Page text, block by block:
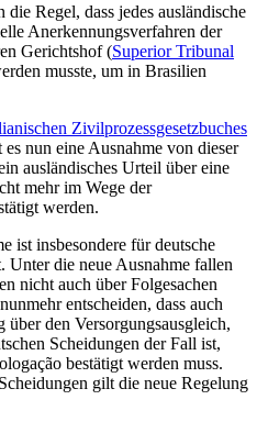
Regel, dass jedes ausländische
Anerkennungsverfahren der
Gerichtshof (Superior Tribunal
musste, um in Brasilien
Zivilprozessgesetzbuches
nun eine Ausnahme von dieser
ausländisches Urteil über eine
mehr im Wege der
werden.
ist insbesondere für deutsche
Unter die neue Ausnahme fallen
nicht auch über Folgesachen
entscheiden, dass auch
den Versorgungsausgleich,
Scheidungen der Fall ist,
bestätigt werden muss.
gilt die neue Regelung